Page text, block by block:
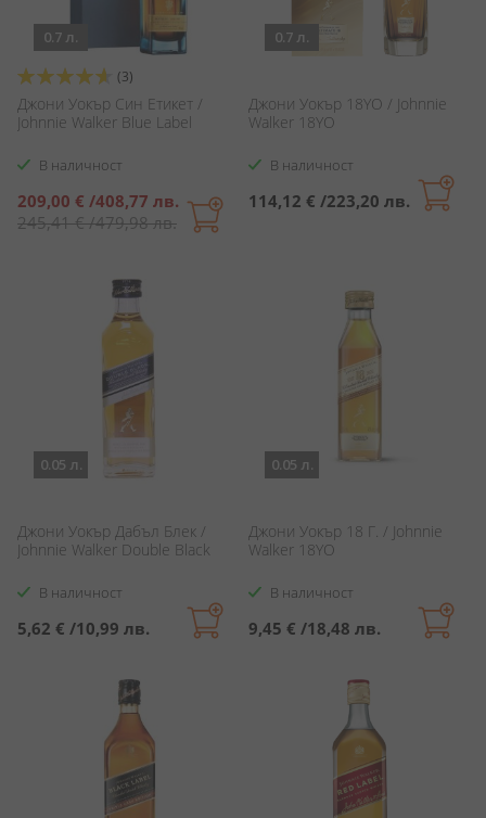
0.7 л.
Оценка:
93%
(3)
Джони Уокър Син Етикет /
Johnnie Walker Blue Label
В наличност
Специална
цена
209,00 € /408,77 лв.
245,41 €/479,98 лв.
0.7 л.
Джони Уокър 18YO / Johnnie
Walker 18YO
В наличност
114,12 € /223,20 лв.
0.05 л.
Джони Уокър Дабъл Блек /
Johnnie Walker Double Black
В наличност
5,62 € /10,99 лв.
0.05 л.
Джони Уокър 18 Г. / Johnnie
Walker 18YO
В наличност
9,45 € /18,48 лв.